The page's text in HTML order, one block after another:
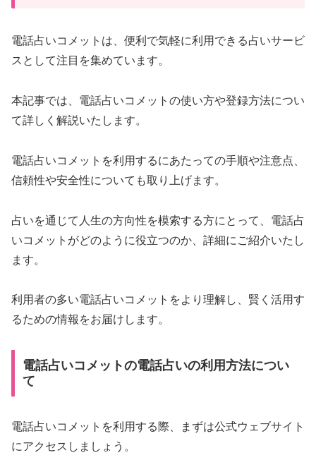
電話占いコメットは、便利で気軽に利用できる占いサービ
スとして注目を集めています。
本記事では、電話占いコメットの使い方や登録方法につい
て詳しく解説いたします。
電話占いコメットを利用するにあたっての手順や注意点、
信頼性や安全性についても取り上げます。
占いを通じて人生の方向性を模索する方にとって、電話占
いコメットがどのように役立つのか、詳細にご紹介いたし
ます。
利用者の多い電話占いコメットをより理解し、賢く活用す
るための情報をお届けします。
電話占いコメットの電話占いの利用方法につい
て
電話占いコメットを利用する際、まずは公式ウェブサイト
にアクセスしましょう。